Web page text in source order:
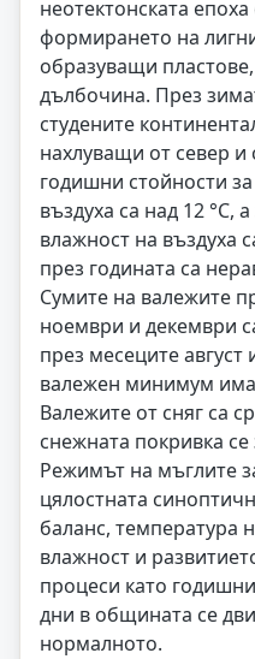
неотектонската
формирането на
образуващи
дълбочина. През
студените
нахлуващи от север и
годишни стойности
въздуха са над 12 °C,
влажност на въздуха
през годината са
Сумите на валежите
ноември и декември
през месеците
валежен минимум
Валежите от сняг са
снежната покривка
Режимът на мъглите
цялостната
баланс, температура
влажност и
процеси като
дни в общината се
нормалното.